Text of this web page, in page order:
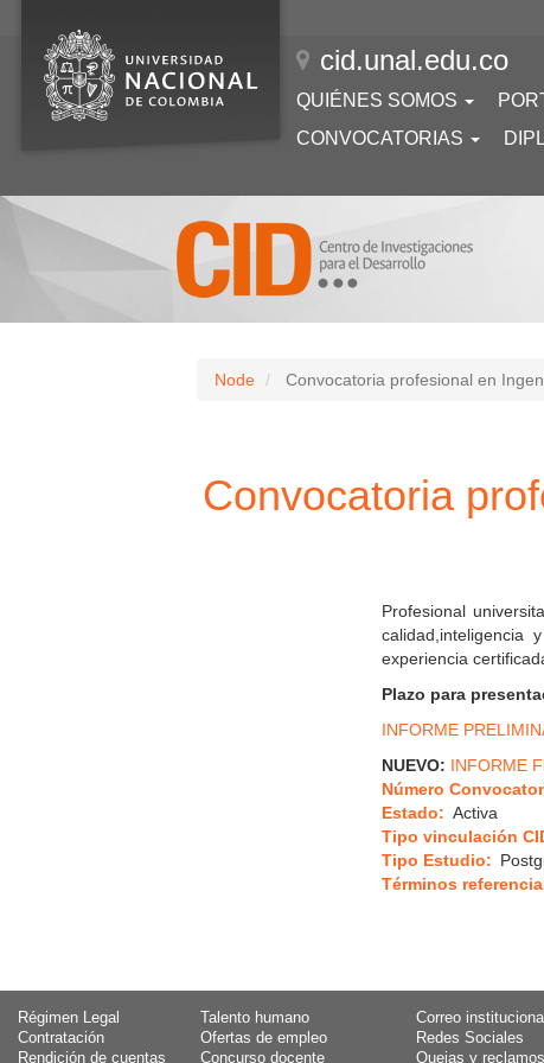
contenido
principal
cid.unal.edu.co
Navegación
principal
QUIÉNES SOMOS
CONVOCATORIAS
Node Convocatoria profesional en
Convocatoria
Profesional
experiencia
Plazo para
INFORME
NUEVO: INFORME
Número
Estado
Activa
Tipo vinculación
Tipo Estudio
Términos referencia
Régimen Legal
Talento humano
Contratación
Ofertas de empleo
Rendición de cuentas
Concurso docente
Correo institucional
Redes Sociales
Quejas y reclamos